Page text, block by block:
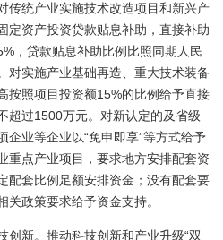
传统产业实施技术改造项目和新兴产
定资产投资贷款贴息补助，直接补助
，贷款贴息补助比例比照同期人民
对实施产业基础再造、重大技术装备
按照项目投资额15%的比例给予直接
超过1500万元。对新认定的及省级
企业等企业以“免申即享”等方式给予
重点产业项目，要求地方安排配套资
配套比例足额安排资金；没有配套要
政策要求给予资金支持。
创新。推动科技创新和产业升级“双